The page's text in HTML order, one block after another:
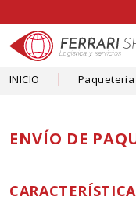
INICIO | Paqueteria
ENVÍO DE